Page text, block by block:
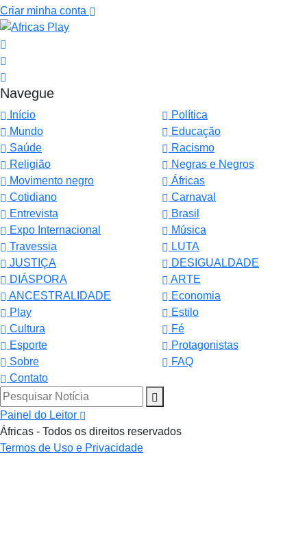
Criar minha conta
Navegue
Início
Política
Mundo
Educação
Saúde
Racismo
Religião
Negras e Negros
Movimento negro
Áfricas
Cotidiano
Carnaval
Entrevista
Brasil
Expo Internacional
Música
Travessia
LUTA
JUSTIÇA
DESIGUALDADE
DIÁSPORA
ARTE
ANCESTRALIDADE
Economia
Play
Estilo
Cultura
Fé
Esporte
Protagonistas
Sobre
FAQ
Contato
Pesquisar Notícia
Painel do Leitor
Áfricas - Todos os direitos reservados
Termos de Uso e Privacidade